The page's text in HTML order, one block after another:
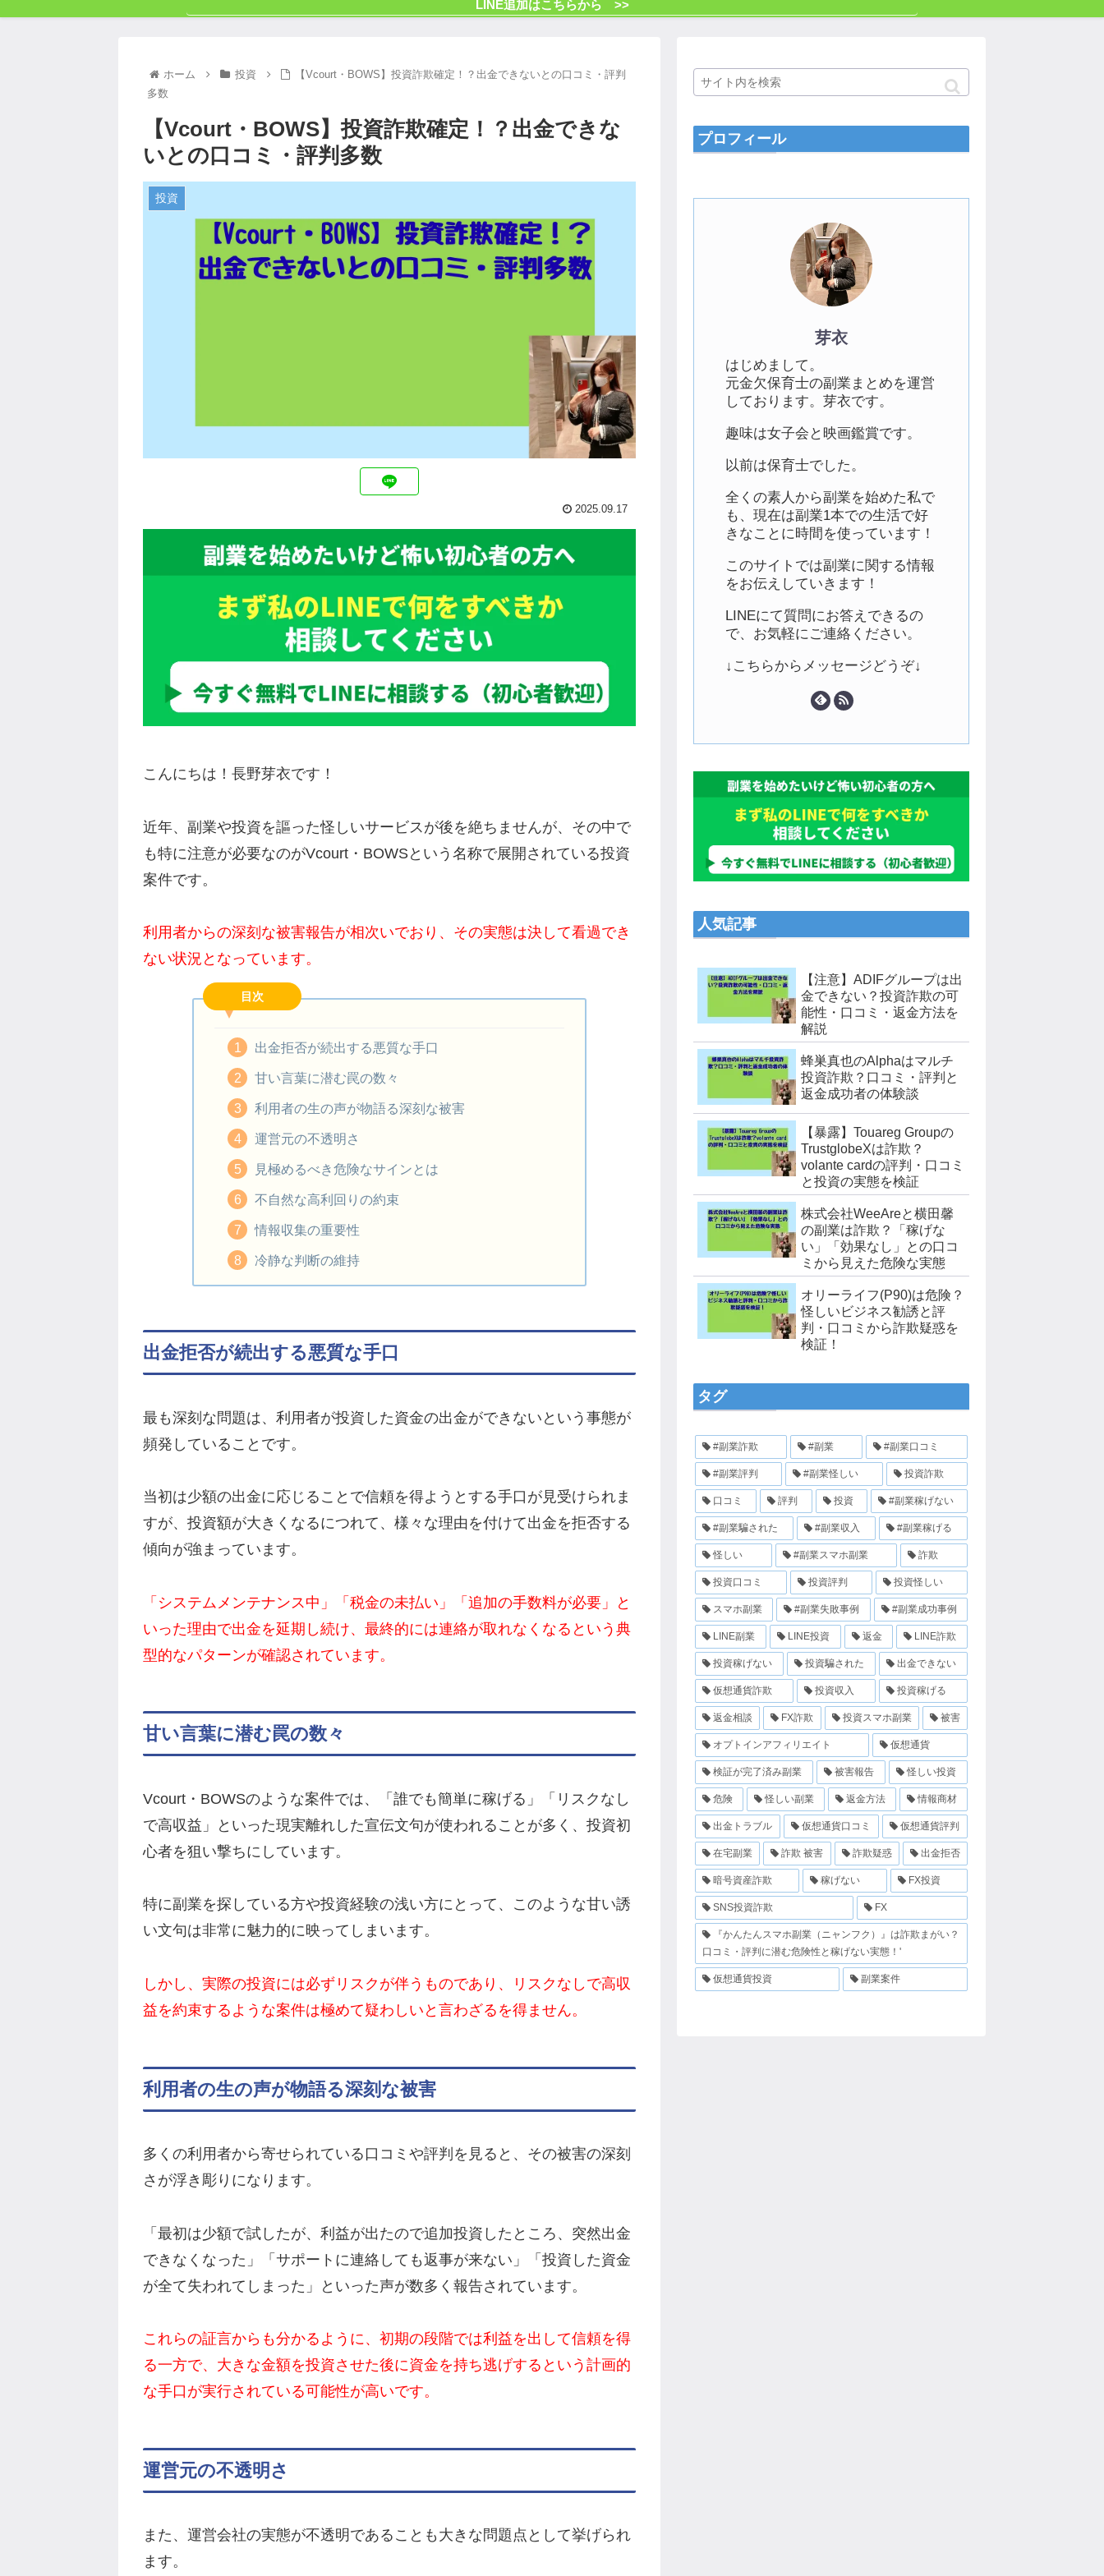
LINE追加はこちらから >>
ホーム 投資
【Vcourt・BOWS】投資詐欺確定！？出金できないとの口コミ・評判
多数
【Vcourt・BOWS】投資詐欺確定！？出金できな
いとの口コミ・評判多数
投資
2025.09.17
こんにちは！長野芽衣です！
近年、副業や投資を謳った怪しいサービスが後を絶ちませんが、その中で
も特に注意が必要なのがVcourt・BOWSという名称で展開されている投資
案件です。
利用者からの深刻な被害報告が相次いでおり、その実態は決して看過でき
ない状況となっています。
目次
出金拒否が続出する悪質な手口
甘い言葉に潜む罠の数々
利用者の生の声が物語る深刻な被害
運営元の不透明さ
見極めるべき危険なサインとは
不自然な高利回りの約束
情報収集の重要性
冷静な判断の維持
出金拒否が続出する悪質な手口
最も深刻な問題は、利用者が投資した資金の出金ができないという事態が
頻発していることです。
当初は少額の出金に応じることで信頼を得ようとする手口が見受けられま
すが、投資額が大きくなるにつれて、様々な理由を付けて出金を拒否する
傾向が強まっています。
「システムメンテナンス中」「税金の未払い」「追加の手数料が必要」と
いった理由で出金を延期し続け、最終的には連絡が取れなくなるという典
型的なパターンが確認されています。
甘い言葉に潜む罠の数々
Vcourt・BOWSのような案件では、「誰でも簡単に稼げる」「リスクなし
で高収益」といった現実離れした宣伝文句が使われることが多く、投資初
心者を狙い撃ちにしています。
特に副業を探している方や投資経験の浅い方にとって、このような甘い誘
い文句は非常に魅力的に映ってしまいます。
しかし、実際の投資には必ずリスクが伴うものであり、リスクなしで高収
益を約束するような案件は極めて疑わしいと言わざるを得ません。
利用者の生の声が物語る深刻な被害
多くの利用者から寄せられている口コミや評判を見ると、その被害の深刻
さが浮き彫りになります。
「最初は少額で試したが、利益が出たので追加投資したところ、突然出金
できなくなった」「サポートに連絡しても返事が来ない」「投資した資金
が全て失われてしまった」といった声が数多く報告されています。
これらの証言からも分かるように、初期の段階では利益を出して信頼を得
る一方で、大きな金額を投資させた後に資金を持ち逃げするという計画的
な手口が実行されている可能性が高いです。
運営元の不透明さ
また、運営会社の実態が不透明であることも大きな問題点として挙げられ
ます。
プロフィール
芽衣
はじめまして。
元金欠保育士の副業まとめを運営
しております。芽衣です。
趣味は女子会と映画鑑賞です。
以前は保育士でした。
全くの素人から副業を始めた私で
も、現在は副業1本での生活で好
きなことに時間を使っています！
このサイトでは副業に関する情報
をお伝えしていきます！
LINEにて質問にお答えできるの
で、お気軽にご連絡ください。
↓こちらからメッセージどうぞ↓
人気記事
【注意】ADIFグループは出
金できない？投資詐欺の可
能性・口コミ・返金方法を
解説
蜂巣真也のAlphaはマルチ
投資詐欺？口コミ・評判と
返金成功者の体験談
【暴露】Touareg Groupの
TrustglobeXは詐欺？
volante cardの評判・口コミ
と投資の実態を検証
株式会社WeeAreと横田馨
の副業は詐欺？「稼げな
い」「効果なし」との口コ
ミから見えた危険な実態
オリーライフ(P90)は危険？
怪しいビジネス勧誘と評
判・口コミから詐欺疑惑を
検証！
タグ
#副業詐欺 #副業 #副業口コミ
#副業評判 #副業怪しい 投資詐欺
口コミ 評判 投資 #副業稼げない
#副業騙された #副業収入 #副業稼げる
怪しい #副業スマホ副業 詐欺
投資口コミ 投資評判 投資怪しい
スマホ副業 #副業失敗事例 #副業成功事例
LINE副業 LINE投資 返金 LINE詐欺
投資稼げない 投資騙された 出金できない
仮想通貨詐欺 投資収入 投資稼げる
返金相談 FX詐欺 投資スマホ副業 被害
オプトインアフィリエイト 仮想通貨
検証が完了済み副業 被害報告 怪しい投資
危険 怪しい副業 返金方法 情報商材
出金トラブル 仮想通貨口コミ 仮想通貨評判
在宅副業 詐欺 被害 詐欺疑惑 出金拒否
暗号資産詐欺 稼げない FX投資
SNS投資詐欺 FX
『かんたんスマホ副業（ニャンフク）』は詐欺まがい？
口コミ・評判に潜む危険性と稼げない実態！'
仮想通貨投資 副業案件